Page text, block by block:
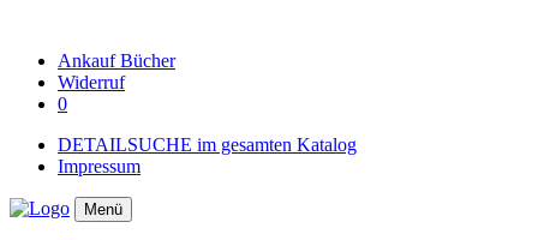
AnkaufBücher
Widerruf
0
DETAILSUCHE im gesamten Katalog
Impressum
Menü